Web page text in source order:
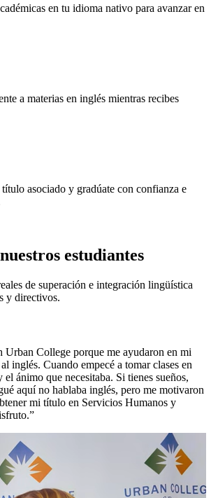
en tu idioma nativo para avanzar en
a materias en inglés mientras recibes
asociado y gradúate con confianza e
estudiantes
de superación e integración lingüística
y directivos.
Urban College porque me ayudaron en mi
inglés. Cuando empecé a tomar clases en
ánimo que necesitaba. Si tienes sueños,
aquí no hablaba inglés, pero me motivaron
mi título en Servicios Humanos y
”